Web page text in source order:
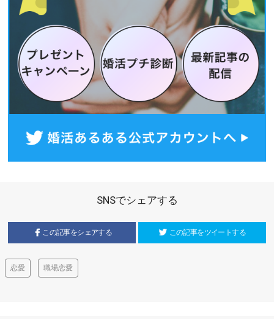
SNSでシェアする
この記事をシェアする この記事をツイートする
恋愛 職場恋愛